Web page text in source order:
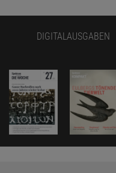
DIGITALAUSGABEN